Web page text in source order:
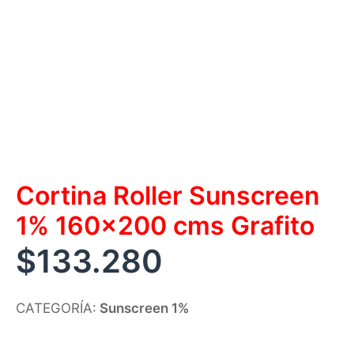
Cortina Roller Sunscreen
1% 160×200 cms Grafito
$133.280
CATEGORÍA: Sunscreen 1%